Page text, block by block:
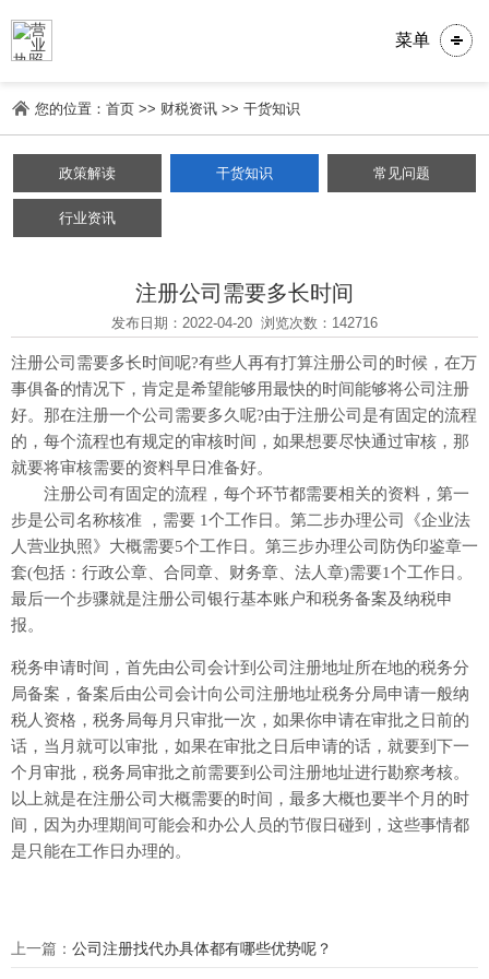
菜单
您的位置：首页 >> 财税资讯 >>干货知识
政策解读 干货知识 常见问题
行业资讯
注册公司需要多长时间
发布日期：2022-04-20 浏览次数：142716
注册公司需要多长时间呢?有些人再有打算注册公司的时候，在万
事俱备的情况下，肯定是希望能够用最快的时间能够将公司注册
好。那在注册一个公司需要多久呢?由于注册公司是有固定的流程
的，每个流程也有规定的审核时间，如果想要尽快通过审核，那
就要将审核需要的资料早日准备好。
注册公司有固定的流程，每个环节都需要相关的资料，第一
步是公司名称核准 ，需要 1个工作日。第二步办理公司《企业法
人营业执照》大概需要5个工作日。第三步办理公司防伪印鉴章一
套(包括：行政公章、合同章、财务章、法人章)需要1个工作日。
最后一个步骤就是注册公司银行基本账户和税务备案及纳税申
报。
税务申请时间，首先由公司会计到公司注册地址所在地的税务分
局备案，备案后由公司会计向公司注册地址税务分局申请一般纳
税人资格，税务局每月只审批一次，如果你申请在审批之日前的
话，当月就可以审批，如果在审批之日后申请的话，就要到下一
个月审批，税务局审批之前需要到公司注册地址进行勘察考核。
以上就是在注册公司大概需要的时间，最多大概也要半个月的时
间，因为办理期间可能会和办公人员的节假日碰到，这些事情都
是只能在工作日办理的。
上一篇： 公司注册找代办具体都有哪些优势呢？